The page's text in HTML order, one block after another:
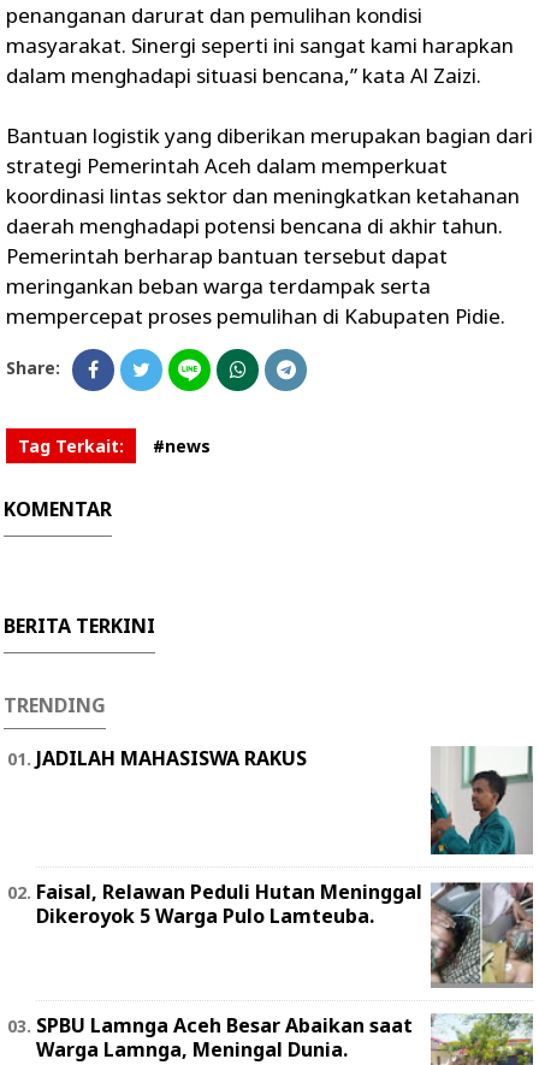
penanganan darurat dan pemulihan kondisi
masyarakat. Sinergi seperti ini sangat kami harapkan
dalam menghadapi situasi bencana,” kata Al Zaizi.
Bantuan logistik yang diberikan merupakan bagian dari
strategi Pemerintah Aceh dalam memperkuat
koordinasi lintas sektor dan meningkatkan ketahanan
daerah menghadapi potensi bencana di akhir tahun.
Pemerintah berharap bantuan tersebut dapat
meringankan beban warga terdampak serta
mempercepat proses pemulihan di Kabupaten Pidie.
Share:
Tag Terkait: #news
KOMENTAR
BERITA TERKINI
TRENDING
JADILAH MAHASISWA RAKUS
Faisal, Relawan Peduli Hutan Meninggal
Dikeroyok 5 Warga Pulo Lamteuba.
SPBU Lamnga Aceh Besar Abaikan saat
Warga Lamnga, Meningal Dunia.